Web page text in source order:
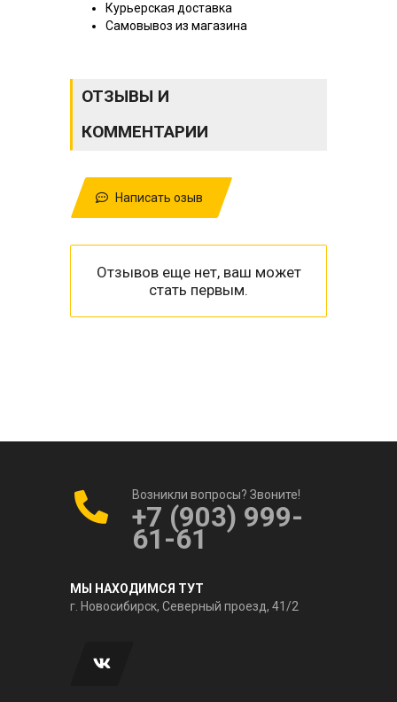
Курьерская доставка
Самовывоз из магазина
ОТЗЫВЫ И
КОММЕНТАРИИ
Написать озыв
Отзывов еще нет, ваш может
стать первым.
Возникли вопросы? Звоните!
+7 (903) 999-
61-61
МЫ НАХОДИМСЯ ТУТ
г. Новосибирск, Северный проезд, 41/2